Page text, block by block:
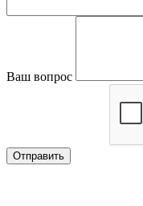
Ваш вопрос
Отправить